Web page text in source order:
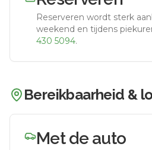
Reserveren wordt sterk
weekend en tijdens
430 5094.
Bereikbaarheid &
Met de auto